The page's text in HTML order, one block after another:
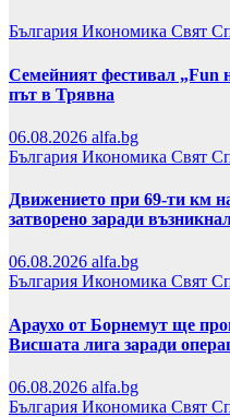
България Икономика Свят
Семейният фестивал „Fun
път в Трявна
06.08.2026 alfa.bg
България Икономика Свят
Движението при 69-ти км
затворено заради
06.08.2026 alfa.bg
България Икономика Свят
Араухо от Борнемут ще
Висшата лига заради
06.08.2026 alfa.bg
България Икономика Свят